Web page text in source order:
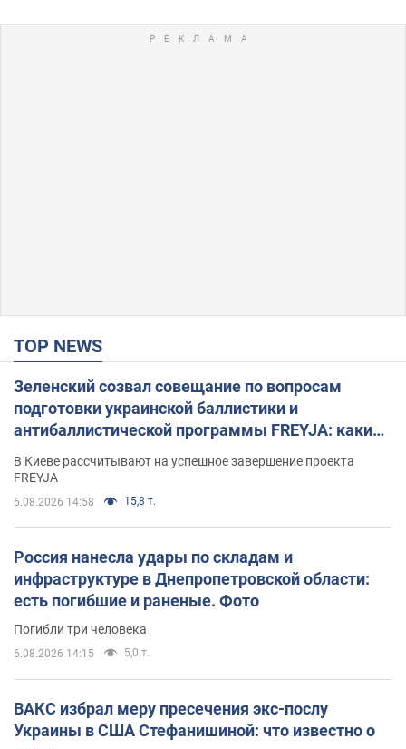
TOP NEWS
Зеленский созвал совещание по вопросам
подготовки украинской баллистики и
антибаллистической программы FREYJA: какие
В Киеве рассчитывают на успешное завершение проекта
FREYJA
6.08.2026 14:58 15,8 т.
Россия нанесла удары по складам и
инфраструктуре в Днепропетровской области:
есть погибшие и раненые. Фото
Погибли три человека
6.08.2026 14:15 5,0 т.
ВАКС избрал меру пресечения экс-послу
Украины в США Стефанишиной: что известно о